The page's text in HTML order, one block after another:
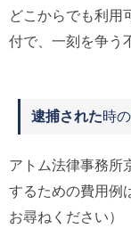
どこからでも利用
付で、一刻を争う
逮捕された時
アトム法律事務所
するための費用例
お尋ねください）